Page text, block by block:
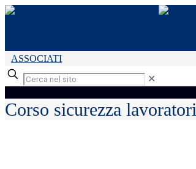
ASSOCIATI
✕
Corso sicurezza lavoratori